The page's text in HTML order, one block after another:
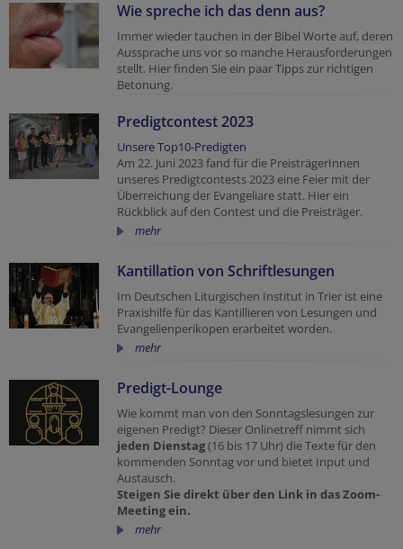
Wie spreche ich das denn aus?
Immer wieder tauchen in der Bibel Worte auf, deren
Aussprache uns vor so manche Herausforderungen
stellt. Hier finden Sie ein paar Tipps zur richtigen
Betonung.
Predigtcontest 2023
Unsere Top10-Predigten
Am 22. Juni 2023 fand für die PreisträgerInnen
unseres Predigtcontests 2023 eine Feier mit der
Überreichung der Evangeliare statt. Hier ein
Rückblick auf den Contest und die Preisträger.
mehr
Kantillation von Schriftlesungen
Im Deutschen Liturgischen Institut in Trier ist eine
Praxishilfe für das Kantillieren von Lesungen und
Evangelienperikopen erarbeitet worden.
mehr
Predigt-Lounge
Wie kommt man von den Sonntagslesungen zur
eigenen Predigt? Dieser Onlinetreff nimmt sich
jeden Dienstag(16 bis 17 Uhr) die Texte für den
kommenden Sonntag vor und bietet Input und
Austausch.
Steigen Sie direkt über den Link in das Zoom-
Meeting ein.
mehr